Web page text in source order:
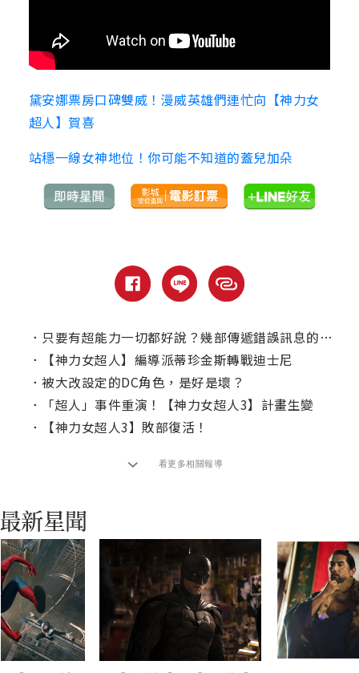
黛安娜票房口碑雙威！漫威英雄們連忙向【神力女
超人】賀喜
站穩一線女神地位！你可能不知道的蓋兒加朵
． 只要有超能力一切都好說？幾部傳遞錯誤訊息的漫改電影
．
【神力女超人】編導派蒂珍金斯轉戰迪士尼
． 被大改設定的DC角色，是好是壞？
．
「超人」事件重演！【神力女超人3】計畫生變
．
【神力女超人3】敗部復活！
看更多相關報導